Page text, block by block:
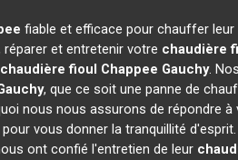
fiable et efficace pour chauffer
et entretenir votre chaudière
chaudière fioul Chappee Gauchy.
, que ce soit une panne de
nous nous assurons de répondre à
vous donner la tranquillité
ont confié l'entretien de leur